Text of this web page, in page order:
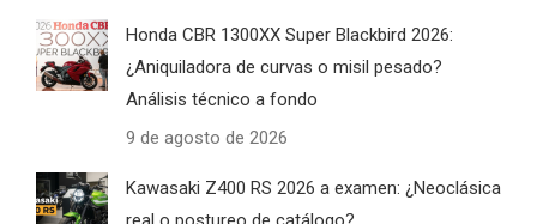
Honda CBR 1300XX Super Blackbird 2026:
¿Aniquiladora de curvas o misil pesado?
Análisis técnico a fondo
9 de agosto de 2026
Kawasaki Z400 RS 2026 a examen: ¿Neoclásica